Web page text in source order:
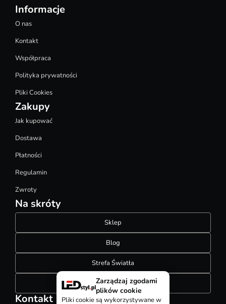
Informacje
O nas
Kontakt
Współpraca
Polityka prywatności
Pliki Cookies
Zakupy
Jak kupować
Dostawa
Płatności
Regulamin
Zwroty
Na skróty
Sklep
Blog
Strefa Światła
Konfigurator szynoprzewodów
Kontakt
Zarządzaj zgodami
plików cookie
Pliki cookie są wykorzystywane w